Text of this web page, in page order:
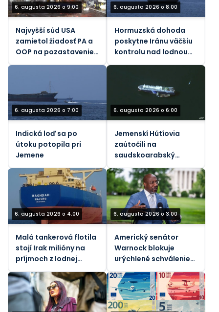
6. augusta 2026 o 9:00
Najvyšší súd USA
zamietol žiadosť PA a
OOP na pozastavenie
amerických rodín
počas teroristických
útokov
6. augusta 2026 o 8:00
Hormuzská dohoda
poskytne Iránu väčšiu
kontrolu nad lodnou
6. augusta 2026 o 7:00
Indická loď sa po
útoku potopila pri
Jemene
6. augusta 2026 o 6:00
Jemenskí Hútíovia
zaútočili na
saudskoarabský
ropný tanker pri
pobreží Yanbu
6. augusta 2026 o 4:00
Malá tankerová flotila
stojí Irak milióny na
príjmoch z lodnej
6. augusta 2026 o 3:00
Americký senátor
Warnock blokuje
urýchlené schválenie
sankciách voči Rusku